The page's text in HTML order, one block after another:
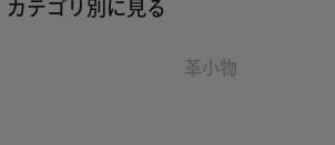
カテゴリ別に見る
革小物